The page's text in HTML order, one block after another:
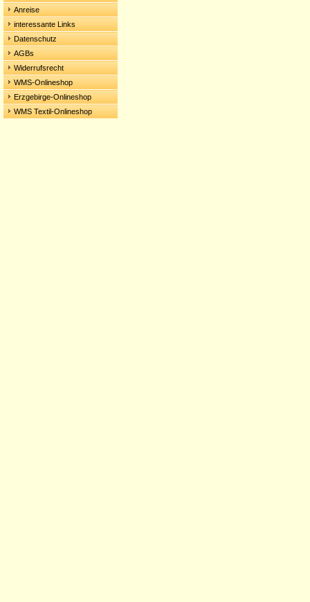
Anreise
interessante Links
Datenschutz
AGBs
Widerrufsrecht
WMS-Onlineshop
Erzgebirge-Onlineshop
WMS Textil-Onlineshop